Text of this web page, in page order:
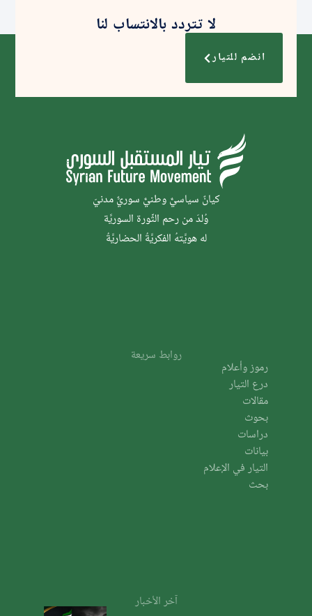
لا تتردد بالانتساب لنا
انضم للتيار
كيانٌ سياسيٌّ وطنيٌّ سوريٌّ مدنيّ
وُلدَ من رحم الثَّورة السوريَّة
له هويَّتهُ الفكريَّةُ الحضاريَّةُ
روابط سريعة
رموز وأعلام
درع التيار
مقالات
بحوث
دراسات
بيانات
التيار في الإعلام
بحث
آخر الأخبار